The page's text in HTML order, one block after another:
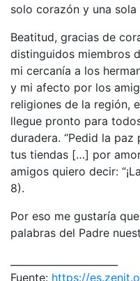
solo corazón y una sola
Beatitud, gracias de
distinguidos miembros
mi cercanía a los
y mi afecto por los
religiones de la región,
llegue pronto para
duradera. “Pedid la paz
tus tiendas […] por
amigos quiero decir:
8).
Por eso me gustaría
palabras del Padre
Fuente: https://